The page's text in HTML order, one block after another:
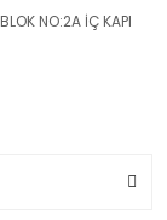
NO:2A İÇ KAPI